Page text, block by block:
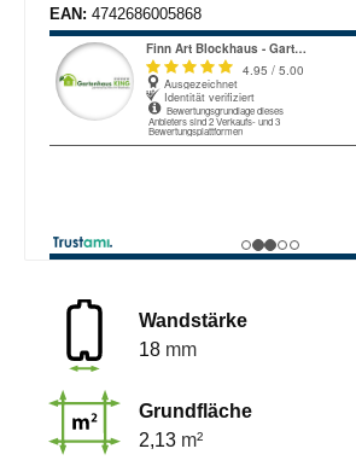
EAN: 4742686005868
Wandstärke
18 mm
Grundfläche
2,13 m²